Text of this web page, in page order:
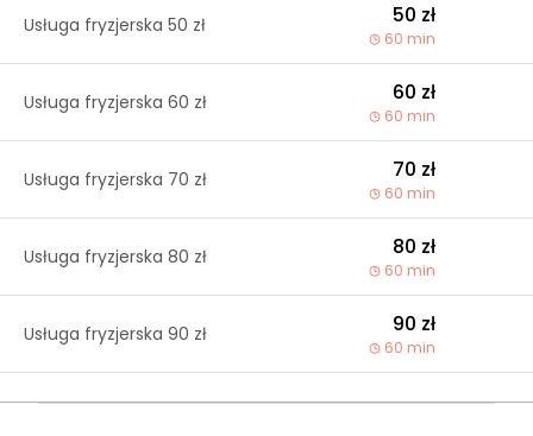
Usługa fryzjerska 50 zł 50 zł
60 min
Usługa fryzjerska 60 zł 60 zł
60 min
Usługa fryzjerska 70 zł 70 zł
60 min
Usługa fryzjerska 80 zł 80 zł
60 min
Usługa fryzjerska 90 zł 90 zł
60 min